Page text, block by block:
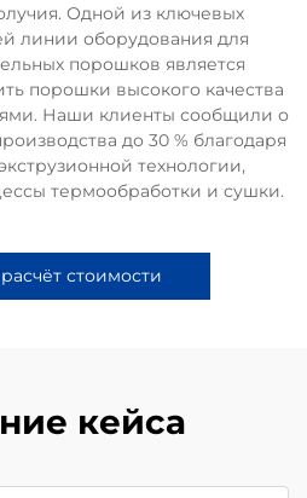
Одной из ключевых
линии оборудования для
порошков является
порошки высокого качества
Наши клиенты сообщили о
до 30 % благодаря
технологии,
термообработки и сушки.
стоимости
кейса